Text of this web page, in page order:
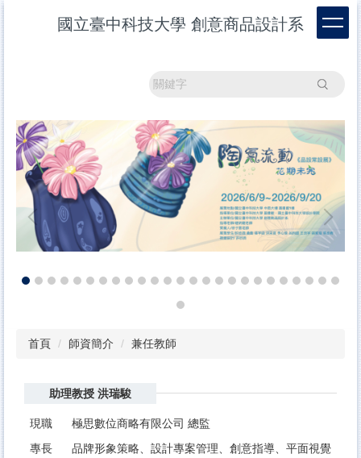
國立臺中科技大學 創意商品設計系
搜尋
首頁 師資簡介 兼任教師
助理教授 洪瑞駿
現職 極思數位商略有限公司 總監
專長 品牌形象策略、設計專案管理、創意指導、平面視覺